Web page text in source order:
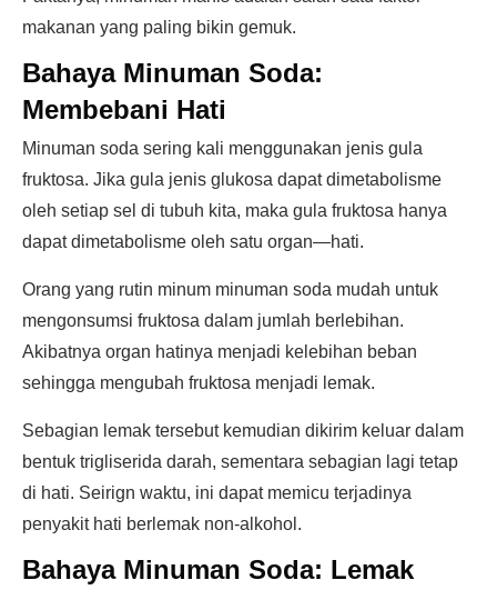
makanan yang paling bikin gemuk.
Bahaya Minuman Soda:
Membebani Hati
Minuman soda sering kali menggunakan jenis gula
fruktosa. Jika gula jenis glukosa dapat dimetabolisme
oleh setiap sel di tubuh kita, maka gula fruktosa hanya
dapat dimetabolisme oleh satu organ—hati.
Orang yang rutin minum minuman soda mudah untuk
mengonsumsi fruktosa dalam jumlah berlebihan.
Akibatnya organ hatinya menjadi kelebihan beban
sehingga mengubah fruktosa menjadi lemak.
Sebagian lemak tersebut kemudian dikirim keluar dalam
bentuk trigliserida darah, sementara sebagian lagi tetap
di hati. Seirign waktu, ini dapat memicu terjadinya
penyakit hati berlemak non-alkohol.
Bahaya Minuman Soda: Lemak